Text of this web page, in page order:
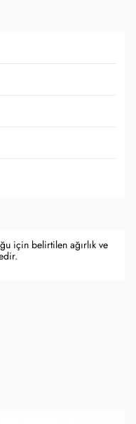
için belirtilen ağırlık ve